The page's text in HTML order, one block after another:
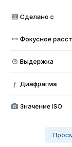
Сделано с
Фокусное
Выдержка
f Диафрагма
Значение ISO